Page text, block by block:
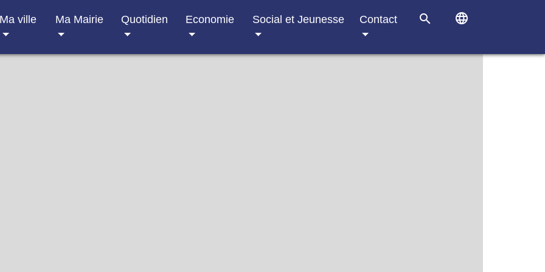
Ma ville Ma Mairie Quotidien Economie Social et Jeunesse Contact search language